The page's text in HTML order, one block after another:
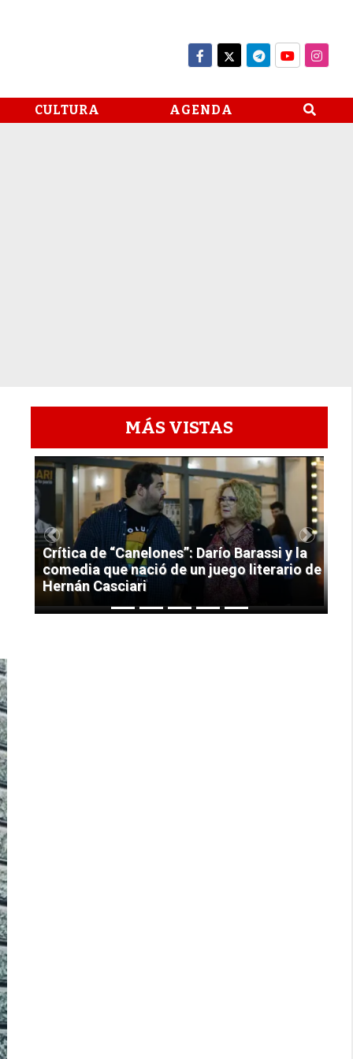
CULTURA AGENDA
MÁS VISTAS
1
Crítica de “Canelones”: Darío Barassi y la
comedia que nació de un juego literario de
Hernán Casciari
Previous Next